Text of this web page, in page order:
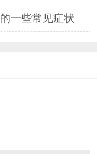
一些常见症状